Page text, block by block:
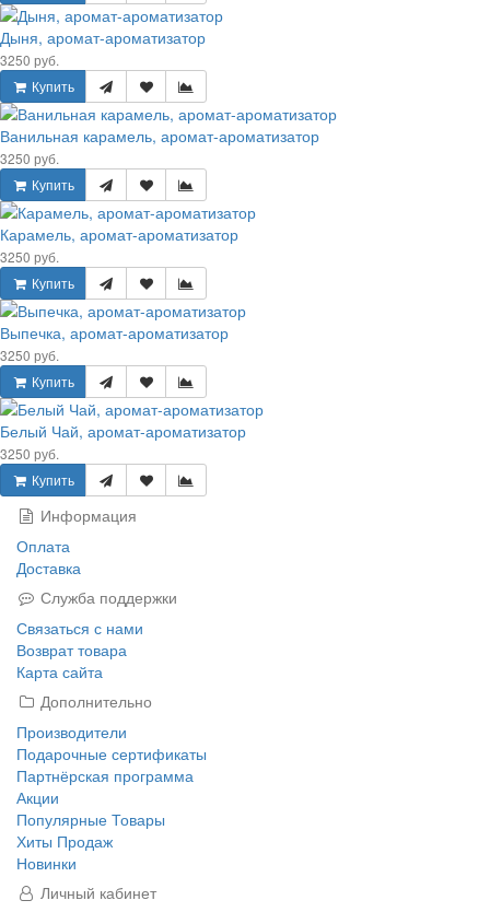
Дыня, аромат-ароматизатор
3250 руб.
Купить
Ванильная карамель, аромат-ароматизатор
3250 руб.
Купить
Карамель, аромат-ароматизатор
3250 руб.
Купить
Выпечка, аромат-ароматизатор
3250 руб.
Купить
Белый Чай, аромат-ароматизатор
3250 руб.
Купить
Информация
Оплата
Доставка
Служба поддержки
Связаться с нами
Возврат товара
Карта сайта
Дополнительно
Производители
Подарочные сертификаты
Партнёрская программа
Акции
Популярные Товары
Хиты Продаж
Новинки
Личный кабинет